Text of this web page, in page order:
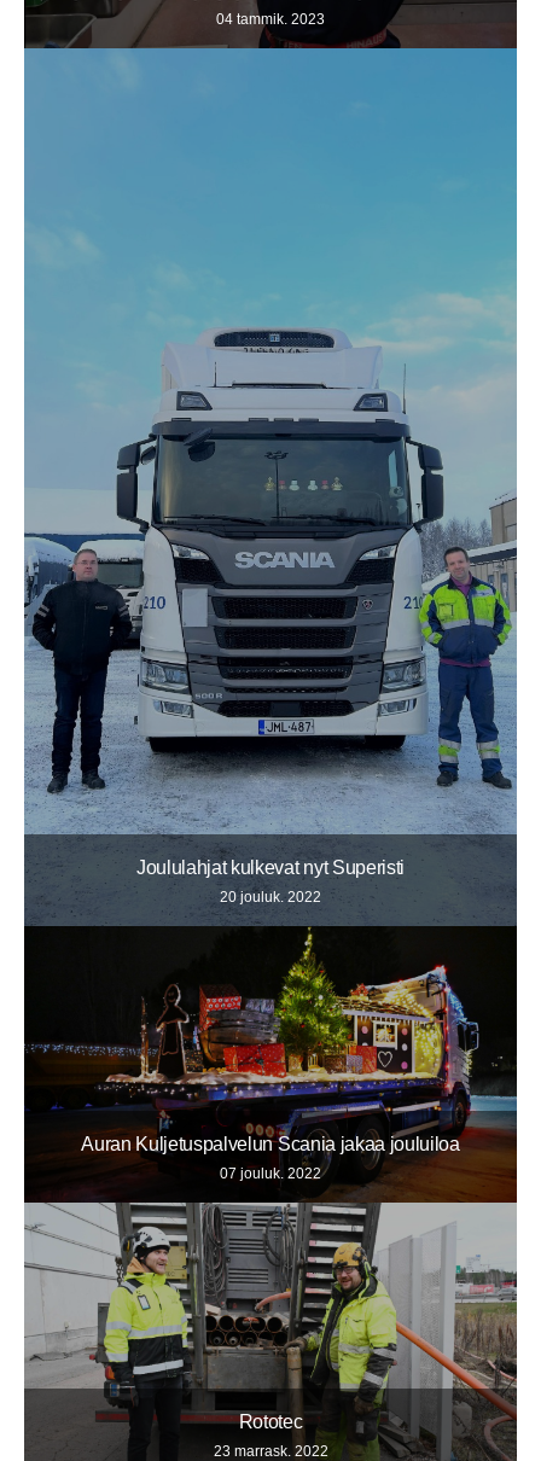
04 tammik. 2023
Joululahjat kulkevat nyt Superisti
20 jouluk. 2022
Auran Kuljetuspalvelun Scania jakaa jouluiloa
07 jouluk. 2022
Rototec
23 marrask. 2022